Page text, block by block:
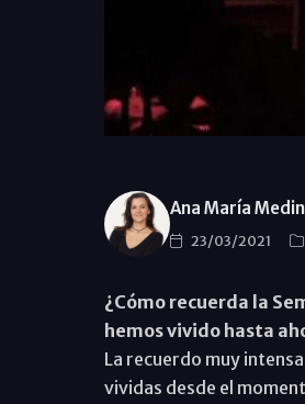
Ana María
23/03/2021
¿Cómo recuerda la
hemos vivido hasta
La recuerdo muy
vividas desde el